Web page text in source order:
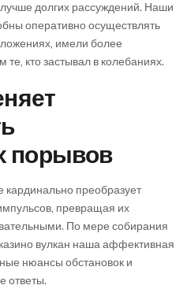
лучше долгих рассуждений. Наши
оперативно осуществлять
имели более
те, кто застывал в колебаниях.
порывов
преобразует
превращая их
По мере собирания
вулкан наша аффективная
нюансы обстановок и
ответы.